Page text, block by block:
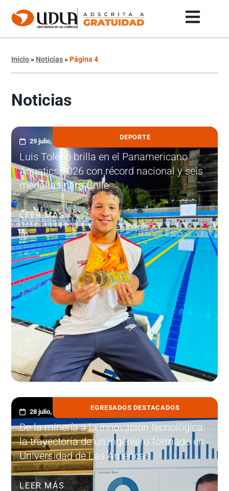
Inicio» Noticias»Página 4
Noticias
DEPORTE
29 julio, 2026
Luis Toledo brilla en el Panamericano
Aquatics 2026 con récord nacional y seis
medallas para Chile
LEER MÁS
EGRESADOS DESTACADOS
28 julio, 2026
De la minería a la innovación tecnológica:
la trayectoria de un ingeniero formado en
Universidad de Las Américas
LEER MÁS